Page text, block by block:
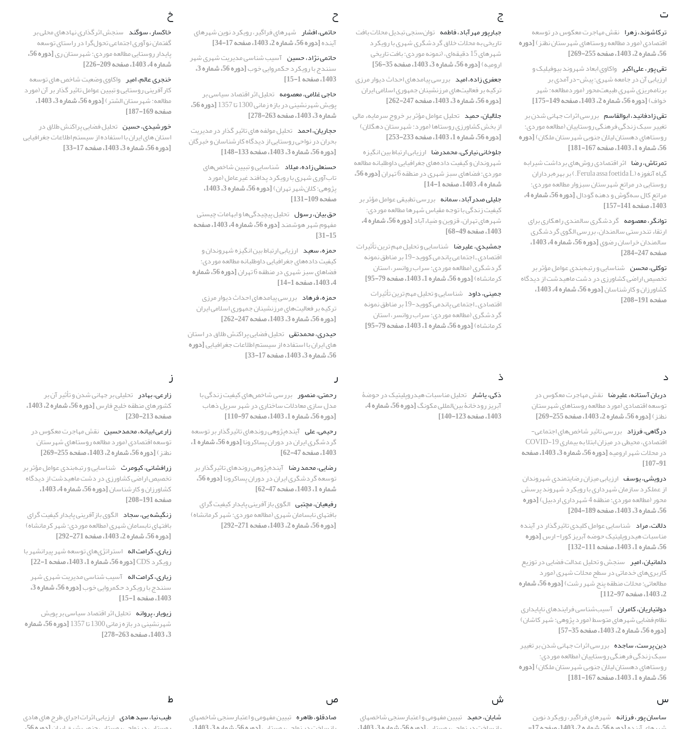
ت
ترکاشوند، زهرا نقش مهاجرت معکوس در توسعه
اقتصادی (مورد مطالعه روستاهای شهرستان نطنز)[دوره
56، شماره 2، 1403، صفحه 255-269]
تقی پور، علی اکبر واکاویِ ابعاد شهروند بیوفیلیک و
ارزیابی آن در جامعه شهری؛ پیش-درآمدی بر
برنامه‌ریزی شهری طبیعت‌محور (موردمطالعه: شهر
خواف)[دوره 56، شماره 2، 1403، صفحه 149-175]
تقی زادفانید، ابوالقاسم بررسی اثرات جهانی شدن بر
تغییر سبک زندگی فرهنگی روستاییان (مطالعه موردی:
روستاهای دهستان لیلان جنوبی شهرستان ملکان)[دوره
56، شماره 1، 1403، صفحه 167-181]
تمرتاش، رضا اثر اقتصادی روش‌های برداشت شیرابه
گیاه آنغوزه (Ferula assa foetida L.) بر بهره‌برداران
روستایی در مراتع شهرستان سبزوار مطالعه موردی:
مراتع کال سه‌گوش و دهنه گودال [دوره 56، شماره 4،
1403، صفحه 141-157]
توانگر، معصومه گردشگری سالمندی راهکاری برای
ارتقاء تندرستی سالمندان، بررسی الگوی گردشگری
سالمندان خراسان رضوی [دوره 56، شماره 4، 1403،
صفحه 247-284]
توکلی، محسن شناسایی و رتبه‌بندی عوامل مؤثر بر
تخصیص اراضی کشاورزی در دشت ماهیدشت از دیدگاه
کشاورزان و کارشناسان [دوره 56، شماره 4، 1403،
صفحه 191-208]
ج
جبارپور مهرآباد، فاطمه توان‌سنجی تبدیل محلات بافت
تاریخی به محلات خلاق گردشگری شهری با رویکرد
شهرهای 15 دقیقه‌ای، (نمونه‌ موردی: بافت تاریخی
ارومیه)[دوره 56، شماره 3، 1403، صفحه 35-56]
جعفری زاده، امید بررسی پیامدهای احداث دیوار مرزی
ترکیه بر فعالیت‌های مرزنشینان جمهوری اسلامی ایران
[دوره 56، شماره 3، 1403، صفحه 247-262]
جلالیان، حمید تحلیل عوامل مؤثر بر خروج سرمایهء مالی
از بخش کشاورزی روستاها (مورد: شهرستان دهگلان)
[دوره 56، شماره 1، 1403، صفحه 233-253]
جلوخانی نیارکی، محمدرضا ارزیابی ارتباط بین انگیزه
شهروندان و کیفیت داده‌های جغرافیایی داوطلبانه مطالعه
موردی: فضاهای سبز شهری در منطقه 6 تهران [دوره 56،
شماره 4، 1403، صفحه 1-14]
جلیلی صدرآباد، سمانه بررسی تطبیقی عوامل مؤثر بر
کیفیت زندگی با توجه مقیاس شهرها مطالعه موردی:
شهرهای تهران، قزوین و ضیاءآباد [دوره 56، شماره 4،
1403، صفحه 49-68]
جمشیدی، علیرضا شناسایی و تحلیل مهم ترین تأثیرات
اقتصادی ـ اجتماعی پاندمی کووید-19 بر مناطق نمونه
گردشگری (مطالعه موردی: سراب روانسر، استان
کرمانشاه)[دوره 56، شماره 1، 1403، صفحه 79-95]
جمینی، داود شناسایی و تحلیل مهم ترین تأثیرات
اقتصادی ـ اجتماعی پاندمی کووید-19 بر مناطق نمونه
گردشگری (مطالعه موردی: سراب روانسر، استان
کرمانشاه)[دوره 56، شماره 1، 1403، صفحه 79-95]
ح
حاتمی، افشار شهرهای فراگیر، رویکرد نوین شهرهای
آینده[دوره 56، شماره 2، 1403، صفحه 17-34]
حاتمی نژاد، حسین آسیب شناسی مدیریت شهری شهر
سنندج با رویکرد حکمروایی خوب [دوره 56، شماره 3،
1403، صفحه 1-15]
حاجی غلامی، معصومه تحلیل اثر اقتصاد سیاسی بر
پویش شهرنشینی در بازه زمانی 1300 تا 1357 [دوره 56،
شماره 3، 1403، صفحه 263-278]
حجاریان، احمد تحلیل مولفه های تاثیر گذار در مدیریت
بحران در نواحی روستایی از دیدگاه کارشناسان و خبرگان
[دوره 56، شماره 3، 1403، صفحه 133-148]
حسنعلی زاده، میلاد شناسایی و تبیین شاخص‌های
تاب‌آوری شهری با رویکرد پدافند غیرعامل (مورد
پژوهی: کلان‌شهر تهران) [دوره 56، شماره 3، 1403،
صفحه 109-131]
حق بیان، رسول تحلیل پیچیدگی‌ها و ابهامات چیستی
مفهوم شهر هوشمند [دوره 56، شماره 4، 1403، صفحه
15-31]
حمزه، سعید ارزیابی ارتباط بین انگیزه شهروندان و
کیفیت داده‌های جغرافیایی داوطلبانه مطالعه موردی:
فضاهای سبز شهری در منطقه 6 تهران [دوره 56، شماره
4، 1403، صفحه 1-14]
حمزه، فرهاد بررسی پیامدهای احداث دیوار مرزی
ترکیه بر فعالیت‌های مرزنشینان جمهوری اسلامی ایران
[دوره 56، شماره 3، 1403، صفحه 247-262]
حیدری، محمدتقی تحلیل فضایی پراکنش طلاق در استان
های ایران با استفاده از سیستم اطلاعات جغرافیایی[دوره
56، شماره 3، 1403، صفحه 17-33]
خ
خاکسار، سوگند سنجش اثرگذاری نهادهای محلی بر
گفتمان نوآوری اجتماعی تحول‌گرا در راستای توسعه
پایدار روستایی مطالعه موردی: شهرستان ری [دوره 56،
شماره 4، 1403، صفحه 209-226]
خنجری عالم، امیر واکاوی وضعیت شاخص های توسعه
کارآفرینی روستایی و تبیین عوامل تاثیر گذار بر آن (مورد
مطالعه: شهرستان الشتر) [دوره 56، شماره 3، 1403،
صفحه 169-187]
خورشیدی، حسین تحلیل فضایی پراکنش طلاق در
استان های ایران با استفاده از سیستم اطلاعات جغرافیایی
[دوره 56، شماره 3، 1403، صفحه 17-33]
د
دربان آستانه، علیرضا نقش مهاجرت معکوس در
توسعه اقتصادی (مورد مطالعه روستاهای شهرستان
نطنز)[دوره 56، شماره 2، 1403، صفحه 255-269]
درگاهی، فرزاد بررسی تاثیر شاخص‌های اجتماعی-
اقتصادی، محیطی در میزان ابتلا به بیماری COVID-19
در محلات شهر ارومیه [دوره 56، شماره 3، 1403، صفحه
91-107]
درویشی، یوسف ارزیابی میزان رضایتمندی شهروندان
از عملکرد سازمان شهرداری با رویکرد شهروند پرسش
محور (مطالعه موردی: منطقه 4 شهرداری اردبیل) [دوره
56، شماره 3، 1403، صفحه 189-204]
دلالت، مراد شناسایی عوامل کلیدی تاثیرگذار در آینده
مناسبات هیدروپلیتیک حوضه آبریز کورا- ارس[دوره
56، شماره 1، 1403، صفحه 111-132]
دلمانیان، امیر سنجش و تحلیل عدالت فضایی در توزیع
کاربری‌های خدماتی در سطح محلات شهری (مورد
مطالعاتی: محلات منطقه پنج شهر رشت) [دوره 56، شماره
2، 1403، صفحه 97-112]
دولتیاریان، کامران آسیب‌شناسی فرایندهای ناپایداری
نظام فضایی شهرهای متوسط (مورد پژوهی: شهر کاشان)
[دوره 56، شماره 2، 1403، صفحه 35-57]
دین پرست، ساجده بررسی اثرات جهانی شدن بر تغییر
سبک زندگی فرهنگی روستاییان (مطالعه موردی:
روستاهای دهستان لیلان جنوبی شهرستان ملکان)[دوره
56، شماره 1، 1403، صفحه 167-181]
ذ
ذکی، یاشار تحلیل مناسبات هیدروپلیتیک در حوضۀ
آبریز رودخانۀ بین‌المللی مکونگ [دوره 56، شماره 4،
1403، صفحه 123-140]
ر
رحمتی، منصور بررسی شاخص‌های کیفیت زندگی با
مدل سازی معادلات ساختاری در شهر سرپل ذهاب
[دوره 56، شماره 1، 1403، صفحه 97-110]
رحیمی، علی آینده‌پژوهی روندهای تاثیرگذار بر توسعه
گردشگری ایران در دوران پساکرونا [دوره 56، شماره 1،
1403، صفحه 47-62]
رضایی، محمد رضا آینده‌پژوهی روندهای تاثیرگذار بر
توسعه گردشگری ایران در دوران پساکرونا [دوره 56،
شماره 1، 1403، صفحه 47-62]
رفیعیان، مچتبی الگوی بازآفرینی پایدار کیفیت‏ گرای
بافت‏های نابسامان شهری (مطالعه موردی: شهر کرمانشاه)
[دوره 56، شماره 2، 1403، صفحه 271-292]
ز
زارعی، بهادر تحلیلی بر جهانی شدن و تأثیر آن بر
کشورهای منطقه خلیج فارس [دوره 56، شماره 2، 1403،
صفحه 213-230]
زارعی ابیانه، محمدحسین نقش مهاجرت معکوس در
توسعه اقتصادی (مورد مطالعه روستاهای شهرستان
نطنز)[دوره 56، شماره 2، 1403، صفحه 255-269]
زرافشانی، کیومرث شناسایی و رتبه‌بندی عوامل مؤثر بر
تخصیص اراضی کشاورزی در دشت ماهیدشت از دیدگاه
کشاورزان و کارشناسان [دوره 56، شماره 4، 1403،
صفحه 191-208]
زنگیشه‏ یی، سجاد الگوی بازآفرینی پایدار کیفیت‏ گرای
بافت‏های نابسامان شهری (مطالعه موردی: شهر کرمانشاه)
[دوره 56، شماره 2، 1403، صفحه 271-292]
زیاری، کرامت اله استراتژی‌های توسعه شهر پیرانشهر با
رویکرد CDS
[دوره 56، شماره 1، 1403، صفحه 1-22]
زیاری، کرامت اله آسیب شناسی مدیریت شهری شهر
سنندج با رویکرد حکمروایی خوب [دوره 56، شماره 3،
1403، صفحه 1-15]
زیویار، پروانه تحلیل اثر اقتصاد سیاسی بر پویش
شهرنشینی در بازه زمانی 1300 تا 1357 [دوره 56، شماره
3، 1403، صفحه 263-278]
س
ساسان پور، فرزانه شهرهای فراگیر، رویکرد نوین
ش
شایان، حمید تبیین مفهومی و اعتبارسنجی شاخصهای
ص
صادقلو، طاهره تبیین مفهومی و اعتبارسنجی شاخصهای
ط
طیب نیا، سید هادی ارزیابی اثرات اجرای طرح های هادی